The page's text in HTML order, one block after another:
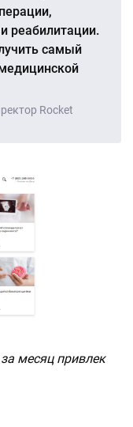
реабилитации.
самый
Rocket
месяц привлек